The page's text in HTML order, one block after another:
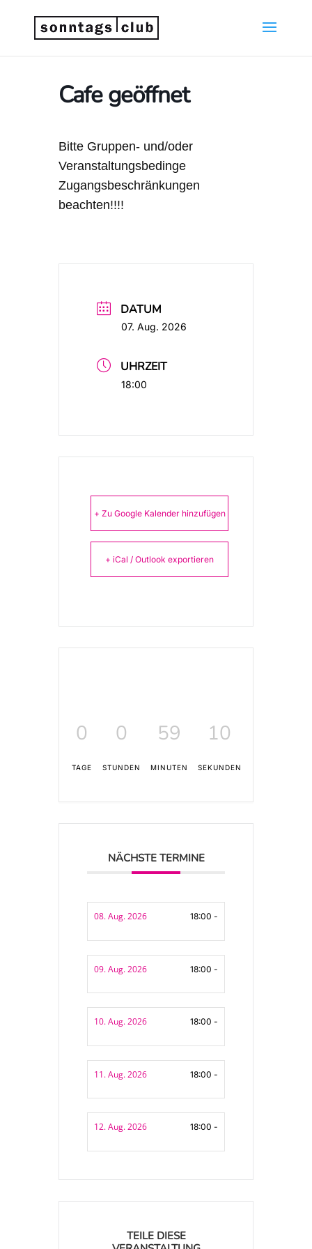
Cafe geöffnet
Bitte Gruppen- und/oder
Veranstaltungsbedinge
Zugangsbeschränkungen
beachten!!!!
DATUM
07. Aug. 2026
UHRZEIT
18:00
+ Zu Google Kalender hinzufügen
+ iCal / Outlook exportieren
0
TAGE
0
STUNDEN
59
MINUTEN
10
SEKUNDEN
NÄCHSTE TERMINE
08. Aug. 2026 18:00 -
09. Aug. 2026 18:00 -
10. Aug. 2026 18:00 -
11. Aug. 2026 18:00 -
12. Aug. 2026 18:00 -
TEILE DIESE